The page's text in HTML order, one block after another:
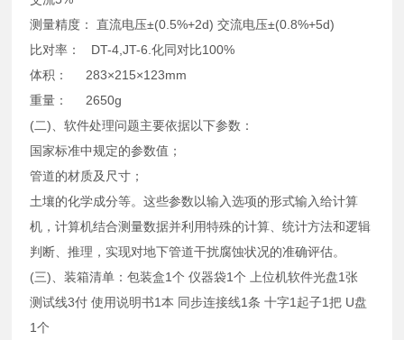
测量精度： 直流电压±(0.5%+2d) 交流电压±(0.8%+5d)
比对率： DT-4,JT-6.化同对比100%
体积： 283×215×123mm
重量： 2650g
(二)、软件处理问题主要依据以下参数：
国家标准中规定的参数值；
管道的材质及尺寸；
土壤的化学成分等。这些参数以输入选项的形式输入给计算
机，计算机结合测量数据并利用特殊的计算、统计方法和逻辑
判断、推理，实现对地下管道干扰腐蚀状况的准确评估。
(三)、装箱清单：包装盒1个 仪器袋1个 上位机软件光盘1张
测试线3付 使用说明书1本 同步连接线1条 十字1起子1把 U盘
1个